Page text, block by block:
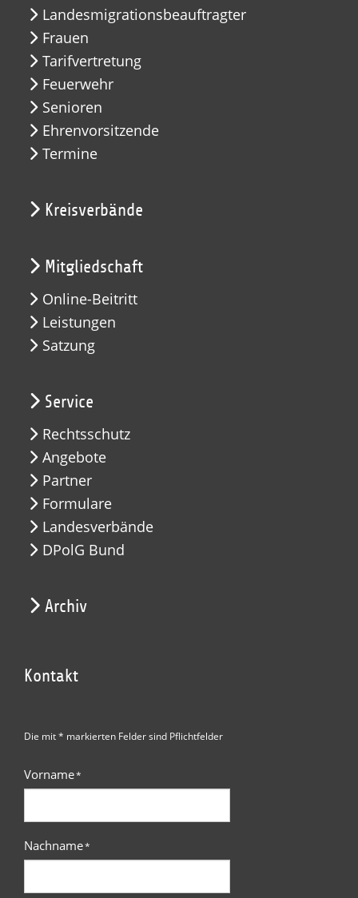
Landesmigrationsbeauftragter
Frauen
Tarifvertretung
Feuerwehr
Senioren
Ehrenvorsitzende
Termine
Kreisverbände
Mitgliedschaft
Online-Beitritt
Leistungen
Satzung
Service
Rechtsschutz
Angebote
Partner
Formulare
Landesverbände
DPolG Bund
Archiv
Kontakt
Die mit * markierten Felder sind Pflichtfelder
Vorname*
Nachname*